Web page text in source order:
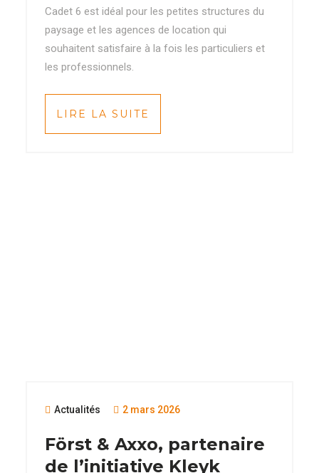
Cadet 6 est idéal pour les petites structures du
paysage et les agences de location qui
souhaitent satisfaire à la fois les particuliers et
les professionnels.
LIRE LA SUITE
Actualités 2 mars 2026
Först & Axxo, partenaire
de l’initiative Kleyk